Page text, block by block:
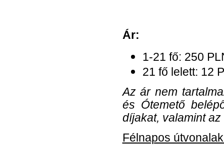
Ár:
1-21 fő: 250
21 fő lelett: 12
Az ár nem
és Ótemető
díjakat, valamint
Félnapos